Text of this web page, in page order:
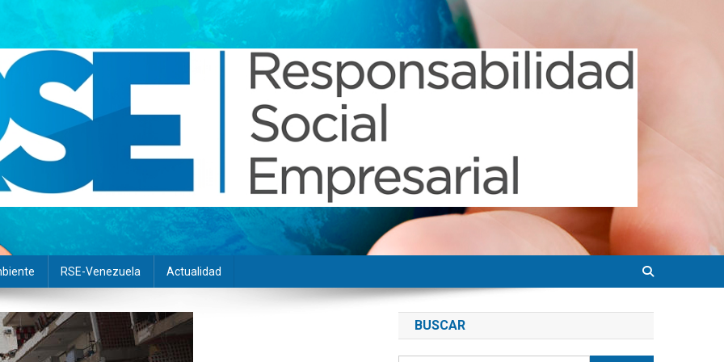
RSE-Venezuela Actualidad
BUSCAR